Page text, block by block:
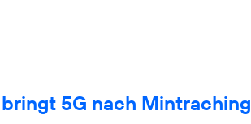
5G nach Mintraching